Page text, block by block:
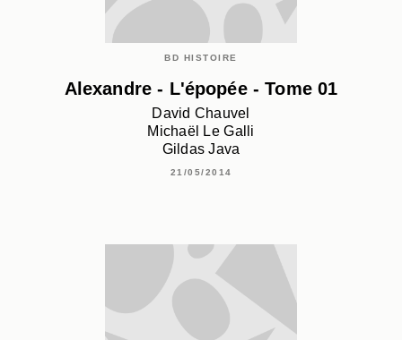
BD HISTOIRE
Alexandre - L'épopée - Tome 01
David Chauvel
Michaël Le Galli
Gildas Java
21/05/2014